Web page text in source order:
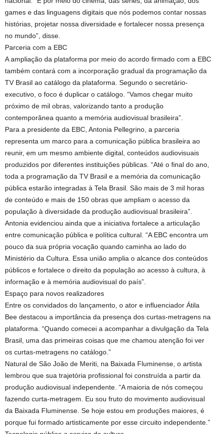
games e das linguagens digitais que nós podemos contar nossas
histórias, projetar nossa diversidade e fortalecer nossa presença
no mundo”, disse.
Parceria com a EBC
A ampliação da plataforma por meio do acordo firmado com a EBC
também contará com a incorporação gradual da programação da
TV Brasil ao catálogo da plataforma. Segundo o secretário-
executivo, o foco é duplicar o catálogo. “Vamos chegar muito
próximo de mil obras, valorizando tanto a produção
contemporânea quanto a memória audiovisual brasileira”.
Para a presidente da EBC, Antonia Pellegrino, a parceria
representa um marco para a comunicação pública brasileira ao
reunir, em um mesmo ambiente digital, conteúdos audiovisuais
produzidos por diferentes instituições públicas. “Até o final do ano,
toda a programação da TV Brasil e a memória da comunicação
pública estarão integradas à Tela Brasil. São mais de 3 mil horas
de conteúdo e mais de 150 obras que ampliam o acesso da
população à diversidade da produção audiovisual brasileira”.
Antonia evidenciou ainda que a iniciativa fortalece a articulação
entre comunicação pública e política cultural. “A EBC encontra um
pouco da sua própria vocação quando caminha ao lado do
Ministério da Cultura. Essa união amplia o alcance dos conteúdos
públicos e fortalece o direito da população ao acesso à cultura, à
informação e à memória audiovisual do país”.
Espaço para novos realizadores
Entre os convidados do lançamento, o ator e influenciador Átila
Bee destacou a importância da presença dos curtas-metragens na
plataforma. “Quando comecei a acompanhar a divulgação da Tela
Brasil, uma das primeiras coisas que me chamou atenção foi ver
os curtas-metragens no catálogo.”
Natural de São João de Meriti, na Baixada Fluminense, o artista
lembrou que sua trajetória profissional foi construída a partir da
produção audiovisual independente. “A maioria de nós começou
fazendo curta-metragem. Eu sou fruto do movimento audiovisual
da Baixada Fluminense. Se hoje estou em produções maiores, é
porque fui formado artisticamente por esse circuito independente.”